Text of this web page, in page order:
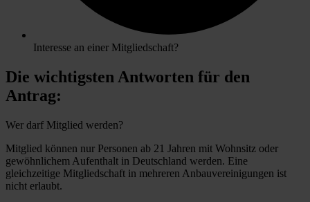
Interesse an einer Mitgliedschaft?
Die wichtigsten Antworten für den
Antrag:
Wer darf Mitglied werden?
Mitglied können nur Personen ab 21 Jahren mit Wohnsitz oder
gewöhnlichem Aufenthalt in Deutschland werden. Eine
gleichzeitige Mitgliedschaft in mehreren Anbauvereinigungen ist
nicht erlaubt.